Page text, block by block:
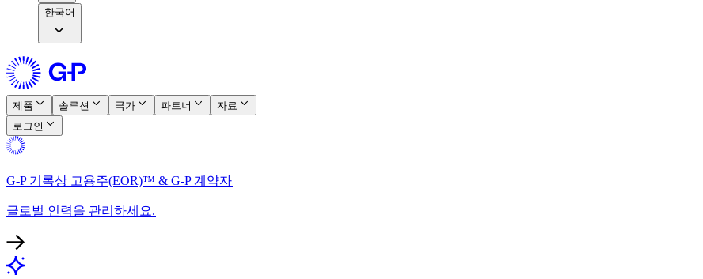
한국어
제품​​ 솔루션​​ 국가​​ 파트너​​
자료​​
로그인​​
G-P 기록상 고용주(EOR)™ & G-P 계약자​​
글로벌 인력을 관리하세요.​​